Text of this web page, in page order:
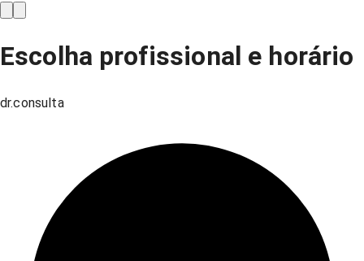
Escolha profissional e horário
dr.consulta